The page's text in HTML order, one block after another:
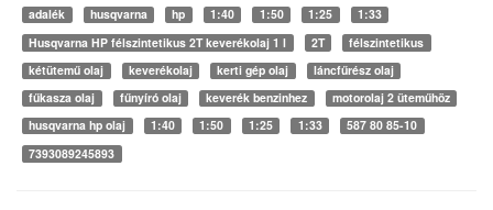
adalék
husqvarna hp 1:40 1:50 1:25
1:33
Husqvarna HP félszintetikus 2T keverékolaj 1 l
2T
félszintetikus
kétütemű olaj
keverékolaj kerti gép olaj
láncfűrész olaj
fűkasza olaj
fűnyíró olaj keverék benzinhez
motorolaj 2 üteműhöz
husqvarna hp olaj
1:40 1:50 1:25 1:33
587 80 85-10
7393089245893